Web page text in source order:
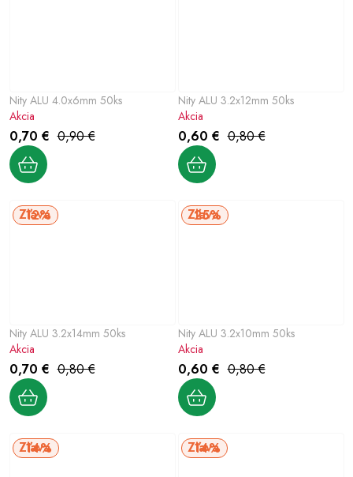
Nity ALU 4.0x6mm 50ks
0,70 € 0,90 €
Akcia
Nity ALU 3.2x12mm 50ks
0,60 € 0,80 €
Akcia
Nity ALU 3.2x14mm 50ks
12%
0,70 € 0,80 €
Akcia
Nity ALU 3.2x10mm 50ks
25%
0,60 € 0,80 €
Akcia
14% 14%